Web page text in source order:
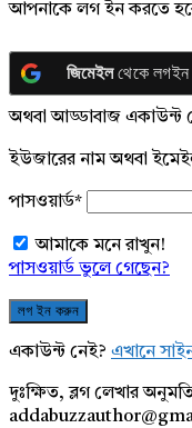
আপনাকে লগ ইন করতে
জিমেইলথেকে
অথবা আড্ডাবাজ একাউন্ট
ইউজারের নাম অথবা
পাসওয়ার্ড*
আমাকে মনে রাখুন!
পাসওয়ার্ড ভুলে গেছেন?
একাউন্ট নেই? এখানে
দুঃক্ষিত, ব্লগ লেখার